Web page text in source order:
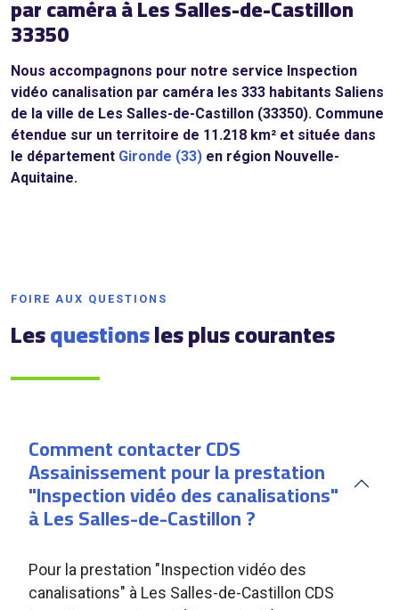
par caméra à Les Salles-de-Castillon
33350
Nous accompagnons pour notre service Inspection
vidéo canalisation par caméra les 333 habitants Saliens
de la ville de Les Salles-de-Castillon (33350). Commune
étendue sur un territoire de 11.218 km² et située dans
le département Gironde (33) en région Nouvelle-
Aquitaine.
FOIRE AUX QUESTIONS
Lesquestionsles plus courantes
Comment contacter CDS
Assainissement pour la prestation
"Inspection vidéo des canalisations"
à Les Salles-de-Castillon ?
Pour la prestation "Inspection vidéo des
canalisations" à Les Salles-de-Castillon CDS